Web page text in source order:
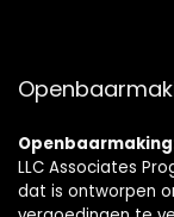
LLC Associates
dat is ontworpen